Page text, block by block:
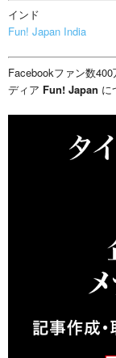
インド
Fun! Japan India
Facebookファン数
ディア Fun! Japan に